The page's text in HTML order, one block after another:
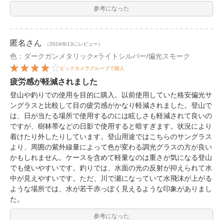
参考になった
匿名 さん （2024/8/13にレビュー）
色：ダークガンメタリック×ライトシルバー/偏光スモーク
ビックカメラグループで購入
疲労感が軽減されました
登山や釣りでの使用を目的に購入。以前使用していた格安偏光サ
ングラスと比較して目の疲労感がかなり軽減されました。登山で
は、日が当たる場所で使用するのには眩しさも軽減されて良いの
ですが、樹林帯などの日影で使用すると暗すぎます。状況により
着けたり外したりしています。登山用途ではこちらのサングラス
より、周囲の紫外線量によって色が変わる調光グラスの方が良い
かもしれません。ケースを含めて軽量なのは重さが気になる登山
でも使いやすいです。釣りでは、水面の光の反射が抑えられて水
中が見えやすいです。ただ、川で瀬になっていて水飛沫が上がる
ような場所では、水が若干赤っぽく見えるような印象がありまし
た。
参考になった